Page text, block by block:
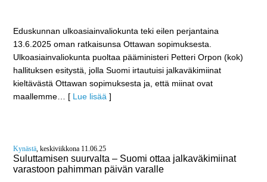
Eduskunnan ulkoasiainvaliokunta teki eilen perjantaina
13.6.2025 oman ratkaisunsa Ottawan sopimuksesta.
Ulkoasiainvaliokunta puoltaa pääministeri Petteri Orpon (kok)
hallituksen esitystä, jolla Suomi irtautuisi jalkaväkimiinat
kieltävästä Ottawan sopimuksesta ja, että miinat ovat
maallemme … [ Lue lisää ]
Kynästä, keskiviikkona 11.06.25
Suluttamisen suurvalta – Suomi ottaa jalkaväkimiinat
varastoon pahimman päivän varalle